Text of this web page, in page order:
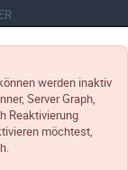
werden inaktiv
Server Graph,
Reaktivierung
möchtest,